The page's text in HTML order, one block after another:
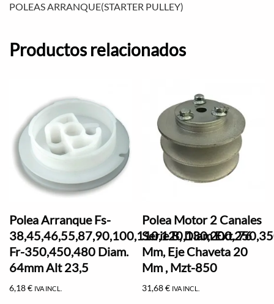
POLEAS ARRANQUE(STARTER PULLEY)
Productos relacionados
Polea Arranque Fs-
Fr-350,450,480 Diam.
64mm Alt 23,5
6,18€ IVA INCL.
Polea Motor 2 Canales
Serie B, Diam Ext. 76
Mm, Eje Chaveta 20
Mm , Mzt-850
31,68€ IVA INCL.